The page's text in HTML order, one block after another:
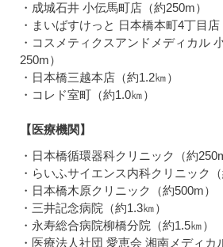
・成城石井 小伝馬町店（約250m）
・まいばすけっと 日本橋本町4丁目店
・コスメティクスアンドメディカル
250m）
・日本橋三越本店（約1.2㎞）
・コレド室町（約1.0㎞）
【医療機関】
・日本橋循環器科クリニック（約
・らいふサイエンス内科クリニック（
・日本橋木原クリニック（約500m）
・三井記念病院（約1.3㎞）
・永寿総合病院柳橋分院（約1.5㎞）
・医療法人社団 愛恵会 湘南メディカ